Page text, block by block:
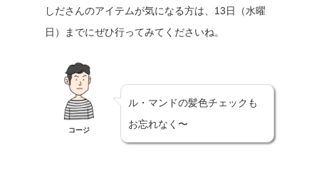
しださんのアイテムが気になる方は、13日（水曜
日）までにぜひ行ってみてくださいね。
コージ
ル・マンドの髪色チェックも
お忘れなく〜